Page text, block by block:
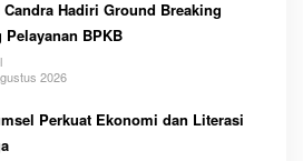
Candra Hadiri Ground Breaking
Pelayanan BPKB
2026
Perkuat Ekonomi dan Literasi